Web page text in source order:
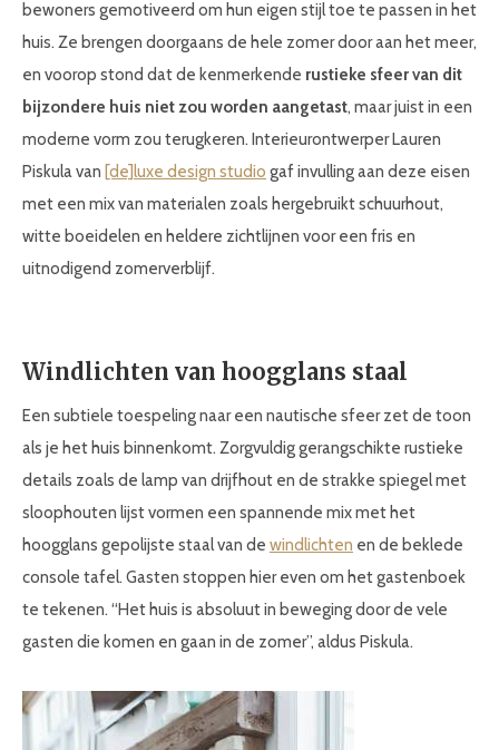
bewoners gemotiveerd om hun eigen stijl toe te passen in het
huis. Ze brengen doorgaans de hele zomer door aan het meer,
en voorop stond dat de kenmerkende rustieke sfeer van dit
bijzondere huis niet zou worden aangetast, maar juist in een
moderne vorm zou terugkeren. Interieurontwerper Lauren
Piskula van [de]luxe design studio gaf invulling aan deze eisen
met een mix van materialen zoals hergebruikt schuurhout,
witte boeidelen en heldere zichtlijnen voor een fris en
uitnodigend zomerverblijf.
Windlichten van hoogglans staal
Een subtiele toespeling naar een nautische sfeer zet de toon
als je het huis binnenkomt. Zorgvuldig gerangschikte rustieke
details zoals de lamp van drijfhout en de strakke spiegel met
sloophouten lijst vormen een spannende mix met het
hoogglans gepolijste staal van de windlichten en de beklede
console tafel. Gasten stoppen hier even om het gastenboek
te tekenen. “Het huis is absoluut in beweging door de vele
gasten die komen en gaan in de zomer”, aldus Piskula.